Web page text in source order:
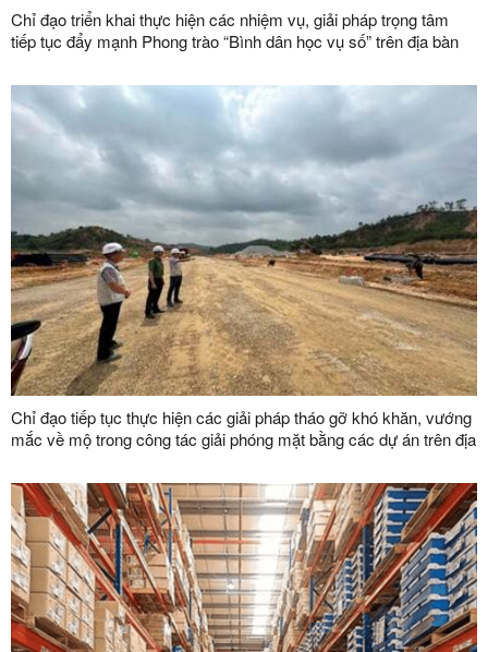
Chỉ đạo triển khai thực hiện các nhiệm vụ, giải pháp trọng tâm
tiếp tục đẩy mạnh Phong trào “Bình dân học vụ số” trên địa bàn
Chỉ đạo tiếp tục thực hiện các giải pháp tháo gỡ khó khăn, vướng
mắc về mộ trong công tác giải phóng mặt bằng các dự án trên địa